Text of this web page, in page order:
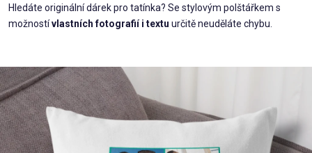
Rodina
/
Povolání,
zájmy a
sport
Příležitosti
Hledáte originální dárek pro tatínka? Se stylovým polštářkem s
možnostívlastních fotografií i textu určitě neuděláte chybu.